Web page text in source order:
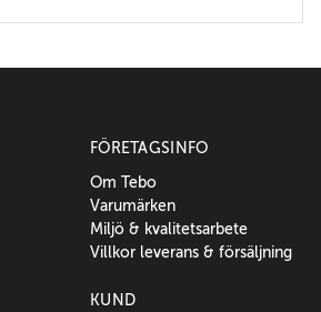
FÖRETAGSINFO
Om Tebo
Varumärken
Miljö & kvalitetsarbete
Villkor leverans & försäljning
KUND